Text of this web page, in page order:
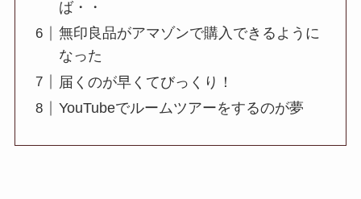
ば・・
無印良品がアマゾンで購入できるように
なった
届くのが早くてびっくり！
YouTubeでルームツアーをするのが夢